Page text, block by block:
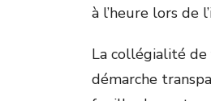
à l’heure lors de
La collégialité de
démarche